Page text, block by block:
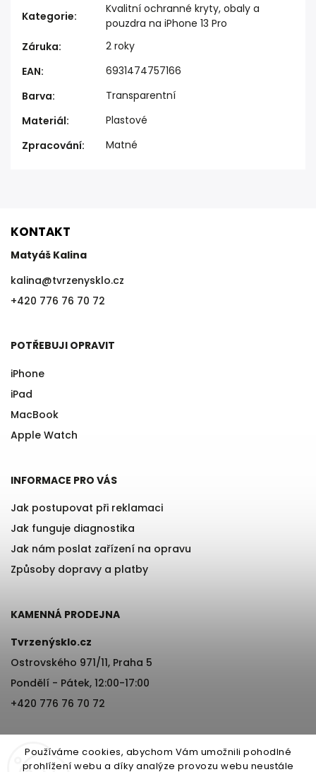
Používáme cookies, abychom Vám umožnili pohodlné
prohlížení webu a díky analýze provozu webu neustále
Kategorie:
Kvalitní ochranné kryty, obaly a
pouzdra na iPhone 13 Pro
Záruka:
2 roky
EAN:
6931474757166
Barva:
Transparentní
Materiál:
Plastové
Zpracování: Matné
KONTAKT
Matyáš Kalina
kalina@tvrzenysklo.cz
+420 776 76 70 72
POTŘEBUJI OPRAVIT
iPhone
iPad
MacBook
Apple Watch
INFORMACE PRO VÁS
Jak postupovat při reklamaci
Jak funguje diagnostika
Jak nám poslat zařízení na opravu
Způsoby dopravy a platby
KAMENNÁ PRODEJNA
Tvrzenýsklo.cz
Ostrovského 971/11, Praha 5
Pondělí - Pátek, 12:00-17:00
+420 776 76 70 72
první nákup!
Stačí zadat e-mail a sleva letí přímo do
schránky. 📬